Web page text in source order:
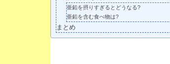
亜鉛を摂りすぎるとどうなる?
亜鉛を含む食べ物は?
まとめ